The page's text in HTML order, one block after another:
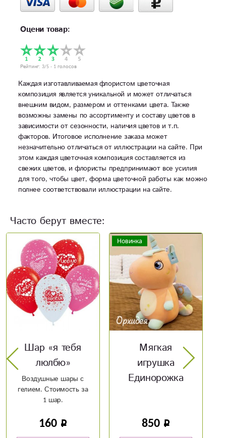
Оцени товар:
Рейтинг: 3/5 - 1 голосов
Каждая изготавливаемая флористом цветочная
композиция является уникальной и может отличаться
внешним видом, размером и оттенками цвета. Также
возможны замены по ассортименту и составу цветов в
зависимости от сезонности, наличия цветов и т.п.
факторов. Итоговое исполнение заказа может
незначительно отличаться от иллюстрации на сайте. При
этом каждая цветочная композиция составляется из
свежих цветов, и флористы предпринимают все усилия
для того, чтобы цвет, форма цветочной работы как можно
полнее соответствовали иллюстрации на сайте.
Часто берут вместе:
Новинка
Мягкая
игрушка
Единорожка
850
Новинка
Мягкая
игрушка Котик
1 200